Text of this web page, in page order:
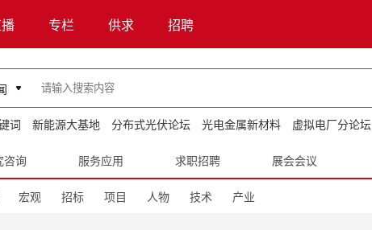
专栏 供求 招聘
词 新能源大基地 分布式光伏论坛 光电金属新材料 虚拟电厂分论坛
咨询 服务应用 求职招聘 展会会议
宏观 招标 项目 人物 技术 产业